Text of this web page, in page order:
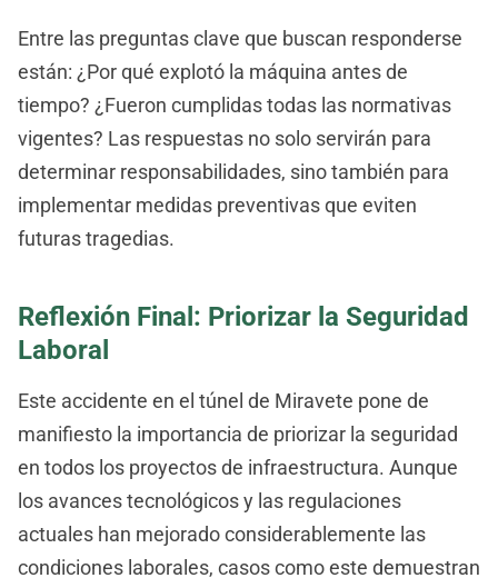
Entre las preguntas clave que buscan responderse
están: ¿Por qué explotó la máquina antes de
tiempo? ¿Fueron cumplidas todas las normativas
vigentes? Las respuestas no solo servirán para
determinar responsabilidades, sino también para
implementar medidas preventivas que eviten
futuras tragedias.
Reflexión Final: Priorizar la Seguridad
Laboral
Este accidente en el túnel de Miravete pone de
manifiesto la importancia de priorizar la seguridad
en todos los proyectos de infraestructura. Aunque
los avances tecnológicos y las regulaciones
actuales han mejorado considerablemente las
condiciones laborales, casos como este demuestran